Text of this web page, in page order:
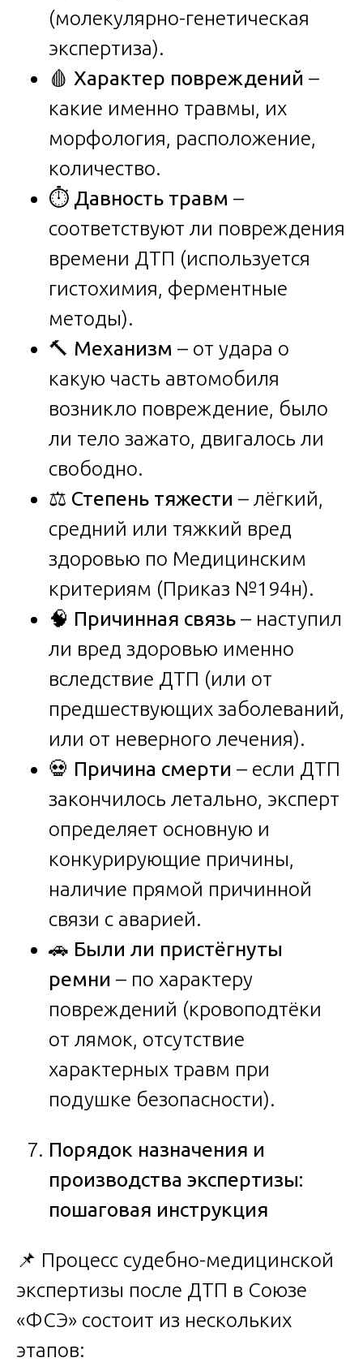
(молекулярно-генетическая
экспертиза).
🩸 Характер повреждений –
какие именно травмы, их
морфология, расположение,
количество.
⏱️ Давность травм –
соответствуют ли повреждения
времени ДТП (используется
гистохимия, ферментные
методы).
🔨 Механизм – от удара о
какую часть автомобиля
возникло повреждение, было
ли тело зажато, двигалось ли
свободно.
⚖️ Степень тяжести – лёгкий,
средний или тяжкий вред
здоровью по Медицинским
критериям (Приказ №194н).
🧠 Причинная связь – наступил
ли вред здоровью именно
вследствие ДТП (или от
предшествующих заболеваний,
или от неверного лечения).
💀 Причина смерти – если ДТП
закончилось летально, эксперт
определяет основную и
конкурирующие причины,
наличие прямой причинной
связи с аварией.
🚗 Были ли пристёгнуты
ремни – по характеру
повреждений (кровоподтёки
от лямок, отсутствие
характерных травм при
подушке безопасности).
Порядок назначения и
производства экспертизы:
пошаговая инструкция
📌 Процесс судебно-медицинской
экспертизы после ДТП в Союзе
«ФСЭ» состоит из нескольких
этапов: